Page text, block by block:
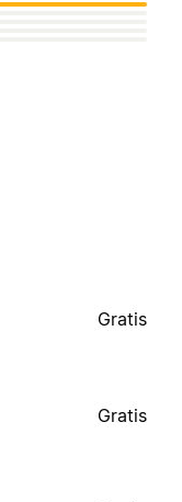
Gratis
Gratis